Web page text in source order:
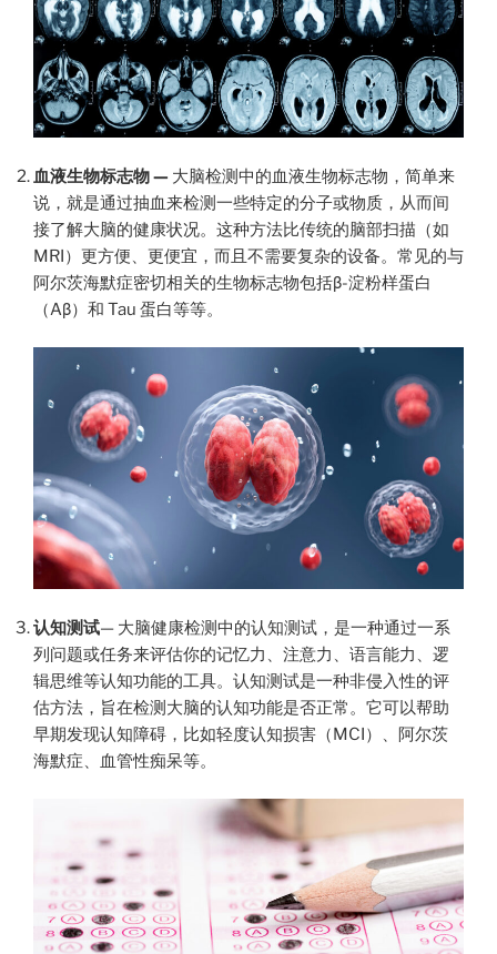
血液生物标志物 — 大脑检测中的血液生物标志物，简单来
说，就是通过抽血来检测一些特定的分子或物质，从而间
接了解大脑的健康状况。这种方法比传统的脑部扫描（如
MRI）更方便、更便宜，而且不需要复杂的设备。常见的与
阿尔茨海默症密切相关的生物标志物包括β-淀粉样蛋白
（Aβ）和 Tau 蛋白等等。
认知测试— 大脑健康检测中的认知测试，是一种通过一系
列问题或任务来评估你的记忆力、注意力、语言能力、逻
辑思维等认知功能的工具。认知测试是一种非侵入性的评
估方法，旨在检测大脑的认知功能是否正常。它可以帮助
早期发现认知障碍，比如轻度认知损害（MCI）、阿尔茨
海默症、血管性痴呆等。